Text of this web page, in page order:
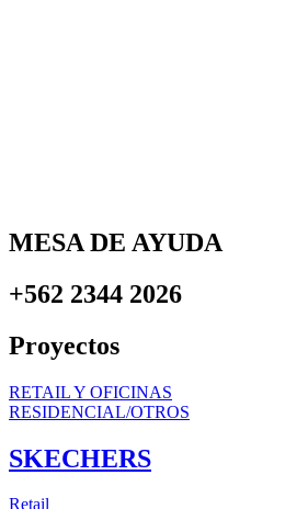
MESA DE AYUDA
+562 2344 2026
Proyectos
RETAIL Y OFICINAS
RESIDENCIAL/OTROS
SKECHERS
Retail